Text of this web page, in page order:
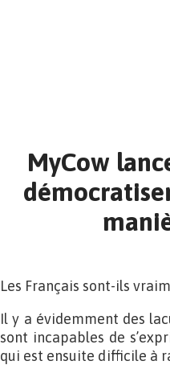
MyCow
Les Français sont-ils
Il y a évidemment des
sont incapables de
qui est ensuite difficile à